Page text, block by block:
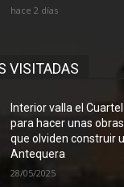
hace 2 días
VISITADAS
Interior valla el
para hacer unas
que olviden construir
Antequera
28/05/2025